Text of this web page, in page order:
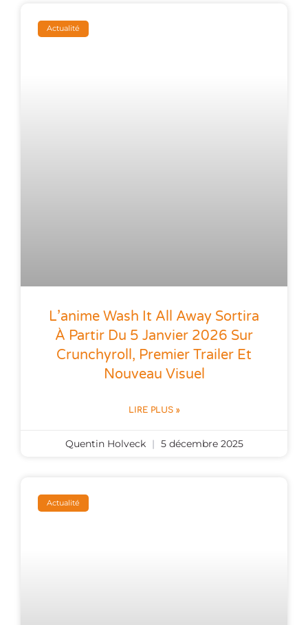
Actualité
L’anime Wash It All Away Sortira
À Partir Du 5 Janvier 2026 Sur
Crunchyroll, Premier Trailer Et
Nouveau Visuel
LIRE PLUS »
Quentin Holveck 5 décembre 2025
Actualité